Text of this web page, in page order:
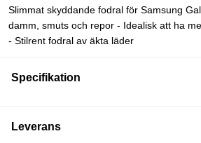
Slimmat skyddande fodral för Samsung
damm, smuts och repor - Idealisk att ha
- Stilrent fodral av äkta läder
Specifikation
Leverans